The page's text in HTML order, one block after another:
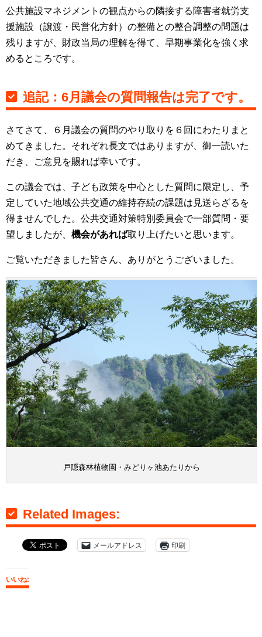
公共施設マネジメントの観点からの隣接する障害者就労支
援施設（譲渡・民営化方針）の整備との整合調整の問題は
残りますが、財政当局の理解を得て、早期事業化を強く求
めるところです。
追記：6月議会の質問報告は完了です。
さてさて、６月議会の質問のやり取りを６回にわたりまと
めてきました。それぞれ長文ではありますが、御一読いた
だき、ご意見を賜れば幸いです。
この議会では、子ども政策を中心とした質問に限定し、予
定していた地域公共交通の維持存続の課題は見送らざるを
得ませんでした。公共交通対策特別委員会で一部質問・要
望しましたが、 機会があれば取り上げたいと思います。
ご覧いただきました皆さん、ありがとうございました。
戸隠森林植物園・みどりヶ池あたりから
Related Images:
メールアドレス 印刷
いいね: